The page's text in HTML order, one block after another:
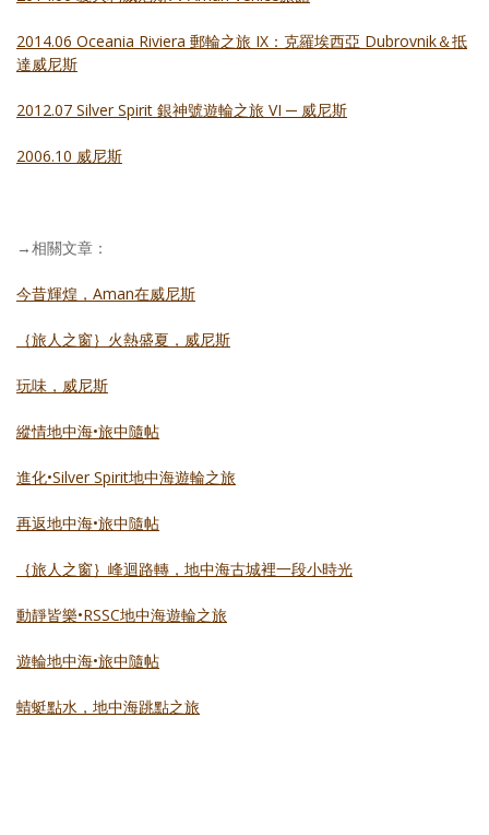
2014.06 Oceania Riviera 郵輪之旅 IX：克羅埃西亞 Dubrovnik＆抵
達威尼斯
2012.07 Silver Spirit 銀神號遊輪之旅 VI ─ 威尼斯
2006.10 威尼斯
→相關文章：
今昔輝煌，Aman在威尼斯
｛旅人之窗｝火熱盛夏，威尼斯
玩味，威尼斯
縱情地中海•旅中隨帖
進化•Silver Spirit地中海遊輪之旅
再返地中海•旅中隨帖
｛旅人之窗｝峰迴路轉，地中海古城裡一段小時光
動靜皆樂•RSSC地中海遊輪之旅
遊輪地中海•旅中隨帖
蜻蜓點水，地中海跳點之旅